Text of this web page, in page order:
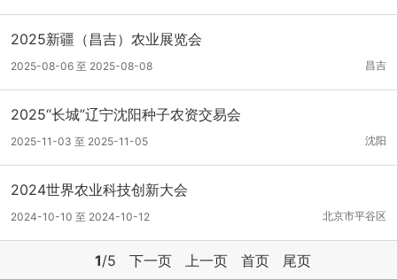
2025新疆（昌吉）农业展览会
昌吉
2025-08-06 至 2025-08-08
2025“长城”辽宁沈阳种子农资交易会
沈阳
2025-11-03 至 2025-11-05
2024世界农业科技创新大会
北京市平谷区
2024-10-10 至 2024-10-12
1/5 下一页 上一页 首页 尾页